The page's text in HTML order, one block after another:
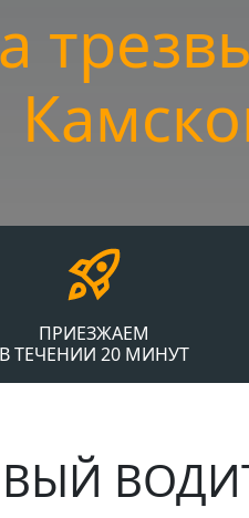
ПРИЕЗЖАЕМ
ТЕЧЕНИИ 20 МИНУТ